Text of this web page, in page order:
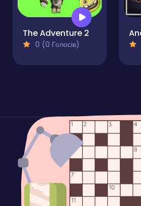
The Adventure 2
0 (0 Голосів)